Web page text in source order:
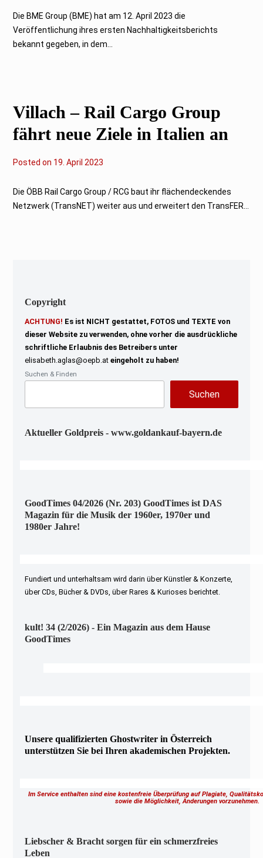
A
r
i
Die BME Group (BME) hat am 12. April 2023 die
Veröffentlichung ihres ersten Nachhaltigkeitsberichts
bekannt gegeben, in dem...
Villach – Rail Cargo Group
fährt neue Ziele in Italien an
Posted on 2
A
p
r
19. April 2023
Die ÖBB Rail Cargo Group / RCG baut ihr flächendeckendes
Netzwerk (TransNET) weiter aus und erweitert den TransFER...
Copyright
ACHTUNG! Es ist NICHT gestattet, FOTOS und TEXTE von
dieser Website zu verwenden, ohne vorher die ausdrückliche
schriftliche Erlaubnis des Betreibers unter
elisabeth.aglas@oepb.at eingeholt zu haben!
Suchen & Finden
Suchen
Aktueller Goldpreis - www.goldankauf-bayern.de
GoodTimes 04/2026 (Nr. 203) GoodTimes ist DAS
Magazin für die Musik der 1960er, 1970er und
1980er Jahre!
Fundiert und unterhaltsam wird darin über Künstler & Konzerte,
über CDs, Bücher & DVDs, über Rares & Kurioses berichtet.
kult! 34 (2/2026) - Ein Magazin aus dem Hause
GoodTimes
Unsere qualifizierten Ghostwriter in Österreich
unterstützen Sie bei Ihren akademischen Projekten.
Im Service enthalten sind eine kostenfreie Überprüfung auf Plagiate,
sowie die Möglichkeit, Änderungen vorzunehmen.
Liebscher & Bracht sorgen für ein schmerzfreies
Leben